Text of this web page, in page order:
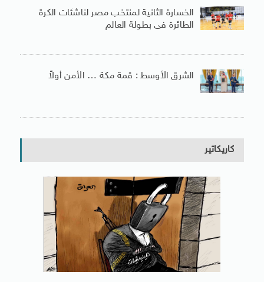
الخسارة الثانية لمنتخب مصر لناشئات الكرة
الطائرة فى بطولة العالم
الشرق الأوسط : قمة مكة … الأمن أولاً
كاريكاتير